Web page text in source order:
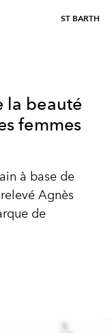
ST BARTH
la beauté
femmes
à base de
Agnès
de